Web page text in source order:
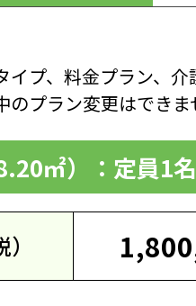
イプ、料金プラン、
プラン変更はできま
㎡）：定員1名